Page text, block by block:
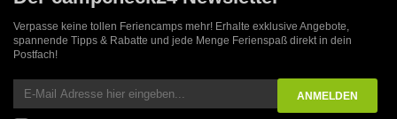
Verpasse keine tollen Feriencamps mehr! Erhalte exklusive Angebote,
spannende Tipps & Rabatte und jede Menge Ferienspaß direkt in dein
Postfach!